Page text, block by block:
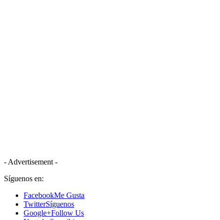
- Advertisement -
Síguenos en:
FacebookMe Gusta
TwitterSíguenos
Google+Follow Us